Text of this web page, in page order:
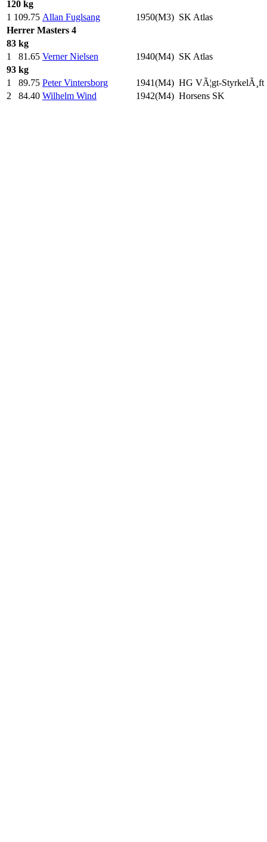
120 kg
1 109.75 Allan Fuglsang 1950(M3) SK Atlas
Herrer Masters 4
83 kg
1
81.65 Verner Nielsen 1940(M4) SK Atlas
93 kg
1
89.75 Peter Vintersborg 1941(M4) HG VÃ¦gt-StyrkelÃ¸ft
2
84.40 Wilhelm Wind 1942(M4) Horsens SK